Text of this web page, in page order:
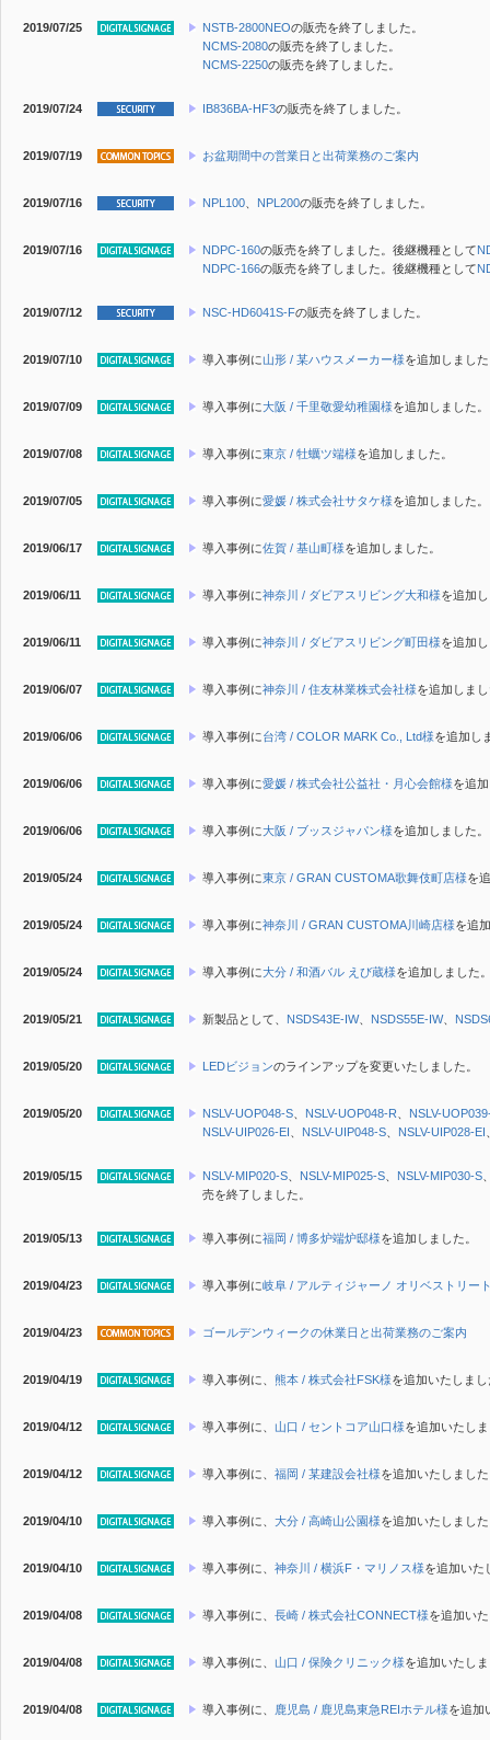
2019/07/25 NSTB-2800NEOの販売を終了しました。
NCMS-2080の販売を終了しました。
NCMS-2250の販売を終了しました。
2019/07/24 IB836BA-HF3の販売を終了しました。
2019/07/19 お盆期間中の営業日と出荷業務のご案内
2019/07/16 NPL100 NPL200の販売を終了しました。
2019/07/16 NDPC-160の販売を終了しました。後継機種として
NDPC-166の販売を終了しました。後継機種として
2019/07/12 NSC-HD6041S-Fの販売を終了しました。
2019/07/10 導入事例に山形 / 某ハウスメーカー様を追加しまし
2019/07/09 導入事例に大阪 / 千里敬愛幼稚園様を追加しました。
2019/07/08 導入事例に東京 / 牡蠣ツ端様を追加しました。
2019/07/05 導入事例に愛媛 / 株式会社サタケ様を追加しました。
2019/06/17 導入事例に佐賀 / 基山町様を追加しました。
2019/06/11 導入事例に神奈川 / ダビアスリビング大和様を追加
2019/06/11 導入事例に神奈川 / ダビアスリビング町田様を追加
2019/06/07 導入事例に神奈川 / 住友林業株式会社様を追加しま
2019/06/06 導入事例に台湾 / COLOR MARK Co., Ltd様を追加し
2019/06/06 導入事例に愛媛 / 株式会社公益社・月心会館様を追
2019/06/06 導入事例に大阪 / ブッスジャパン様を追加しました。
2019/05/24 導入事例に東京 / GRAN CUSTOMA歌舞伎町店様を
2019/05/24 導入事例に神奈川 / GRAN CUSTOMA川崎店様を追
2019/05/24 導入事例に大分 / 和酒バル えび蔵様を追加しました
2019/05/21 新製品として、 NSDS43E-IW、 NSDS55E-IW、
2019/05/20 LEDビジョンのラインアップを変更いたしました。
2019/05/20 NSLV-UOP048-S NSLV-UOP048-R
NSLV-
NSLV-UIP026-EI
NSLV-UIP048-S NSLV-UIP028-EI
2019/05/15 NSLV-MIP020-S NSLV-MIP025-S NSLV-MIP030-S
売を終了しました。
2019/05/13 導入事例に福岡 / 博多炉端炉邸様を追加しました。
2019/04/23 導入事例に岐阜 / アルティジャーノ オリベストリー
2019/04/23 ゴールデンウィークの休業日と出荷業務のご案内
2019/04/19 導入事例に、 熊本 / 株式会社FSK様を追加いたしま
2019/04/12 導入事例に、 山口 / セントコア山口様を追加いたし
2019/04/12 導入事例に、 福岡 / 某建設会社様を追加いたしまし
2019/04/10 導入事例に、 大分 / 高崎山公園様を追加いたしまし
2019/04/10 導入事例に、 神奈川 / 横浜F・マリノス様を追加いた
2019/04/08 導入事例に、 長崎 / 株式会社CONNECT様を追加い
2019/04/08 導入事例に、 山口 / 保険クリニック様を追加いたし
2019/04/08 導入事例に、 鹿児島 / 鹿児島東急REIホテル様を追加